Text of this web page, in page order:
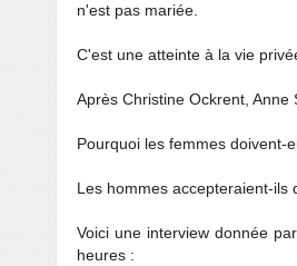
n'est pas mariée.
C'est une atteinte à la vie
Après Christine Ockrent, Anne
Pourquoi les femmes doivent-
Les hommes accepteraient-ils
Voici une interview donnée
heures :